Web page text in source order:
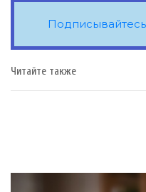
Читайте также